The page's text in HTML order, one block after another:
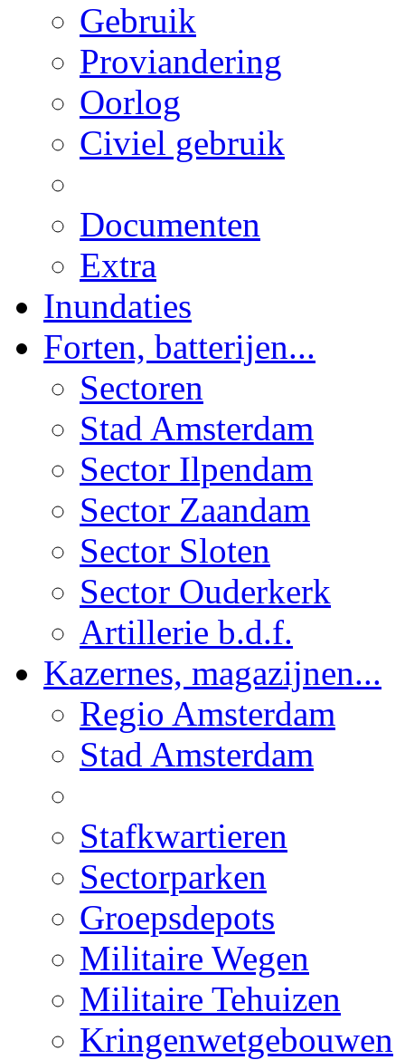
Gebruik
Proviandering
Oorlog
Civiel gebruik
Documenten
Extra
Inundaties
Forten, batterijen...
Sectoren
Stad Amsterdam
Sector Ilpendam
Sector Zaandam
Sector Sloten
Sector Ouderkerk
Artillerie b.d.f.
Kazernes, magazijnen...
Regio Amsterdam
Stad Amsterdam
Stafkwartieren
Sectorparken
Groepsdepots
Militaire Wegen
Militaire Tehuizen
Kringenwetgebouwen